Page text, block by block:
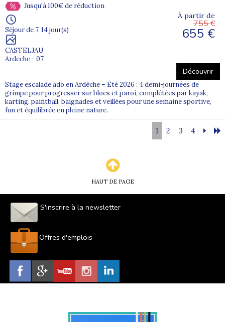
Jusqu'à 100€ de réduction
Séjour de 7, 14 jour(s)
CASTELJAU
Ardeche - 07
À partir de
755 €
655 €
Découvrir
Stage escalade ado en Ardèche – Été 2026 : 4 demi-journées de
grimpe pour progresser sur blocs et paroi, complétées par kayak,
karting, paintball, baignades et veillées pour une semaine sportive,
fun et équilibrée en pleine nature.
1 2 3 4
HAUT DE PAGE
S'inscrire à la newsletter
Offres d'emplois